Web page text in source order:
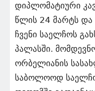
დიპლომატიური
წლის 24 მარტს
ჩვენი საელჩოს
პალასში.
ორბელიანის
საბოლოოდ